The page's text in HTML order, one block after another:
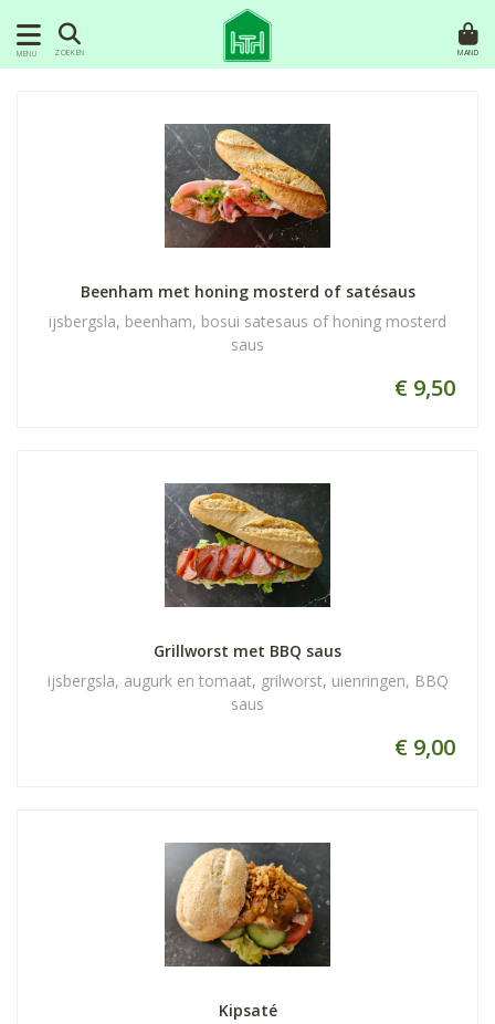
MENU ZOEKEN MAND
Beenham met honing mosterd of satésaus
ijsbergsla, beenham, bosui satesaus of honing mosterd
saus
€ 9,50
Grillworst met BBQ saus
ijsbergsla, augurk en tomaat, grilworst, uienringen, BBQ
saus
€ 9,00
Kipsaté